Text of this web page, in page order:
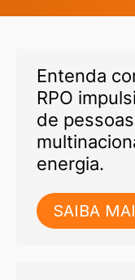
Entenda
RPO
de
energia.
SAIBA